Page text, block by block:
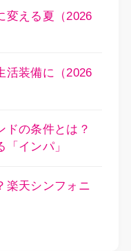
変える夏（2026
活装備に（2026
ドの条件とは？
インパ」
楽天シンフォニ